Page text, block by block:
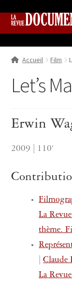
Aller
navigation
Aller
Qui sommes
Collection
Boutique
Accueil Film
Let’s
Erwin
2009 | 110‘
La
thème.
|Claude
La